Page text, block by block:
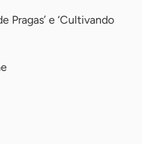
Pragas’ e ‘Cultivando